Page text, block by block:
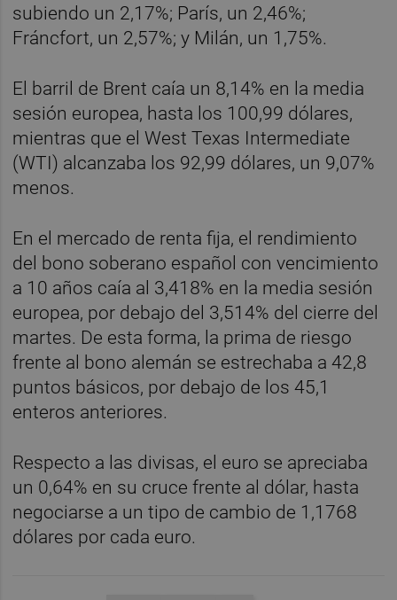
subiendo un 2,17%; París, un 2,46%;
Fráncfort, un 2,57%; y Milán, un 1,75%.
El barril de Brent caía un 8,14% en la media
sesión europea, hasta los 100,99 dólares,
mientras que el West Texas Intermediate
(WTI) alcanzaba los 92,99 dólares, un 9,07%
menos.
En el mercado de renta fija, el rendimiento
del bono soberano español con vencimiento
a 10 años caía al 3,418% en la media sesión
europea, por debajo del 3,514% del cierre del
martes. De esta forma, la prima de riesgo
frente al bono alemán se estrechaba a 42,8
puntos básicos, por debajo de los 45,1
enteros anteriores.
Respecto a las divisas, el euro se apreciaba
un 0,64% en su cruce frente al dólar, hasta
negociarse a un tipo de cambio de 1,1768
dólares por cada euro.